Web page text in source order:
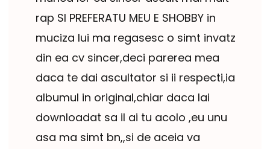
rap SI PREFERATU MEU E SHOBBY in
muciza lui ma regasesc o simt invatz
din ea cv sincer,deci parerea mea
daca te dai ascultator si ii respecti,ia
albumul in original,chiar daca lai
downloadat sa il ai tu acolo ,eu unu
asa ma simt bn,,si de aceia va